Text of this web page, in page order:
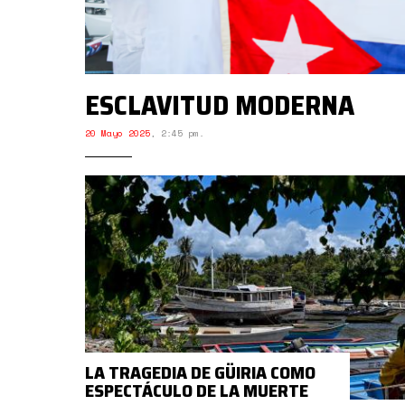
ESCLAVITUD MODERNA
20 Mayo 2025, 2:45 pm.
LA TRAGEDIA DE GÜIRIA COMO
ESPECTÁCULO DE LA MUERTE